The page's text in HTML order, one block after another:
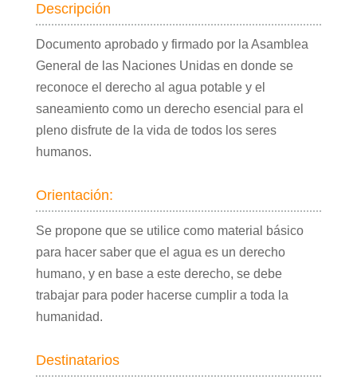
Descripción
Documento aprobado y firmado por la Asamblea
General de las Naciones Unidas en donde se
reconoce el derecho al agua potable y el
saneamiento como un derecho esencial para el
pleno disfrute de la vida de todos los seres
humanos.
Orientación:
Se propone que se utilice como material básico
para hacer saber que el agua es un derecho
humano, y en base a este derecho, se debe
trabajar para poder hacerse cumplir a toda la
humanidad.
Destinatarios